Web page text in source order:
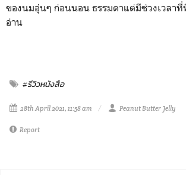
ของนมอุ่นๆ ก่อนนอน ธรรมดาแต่มีช่วงเวลา
อ่าน
#รีวิวหนังสือ
28th April 2021, 11:58 am Peanut Butter Jelly
Report